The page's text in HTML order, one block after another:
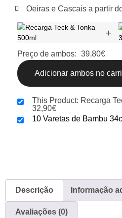
Oeiras e Cascais a partir
+
Preço de ambos: 39,80€
Adicionar ambos no
This Product: Recarga
32,90€
10 Varetas de Bambu
Descrição Informação
Avaliações (0)